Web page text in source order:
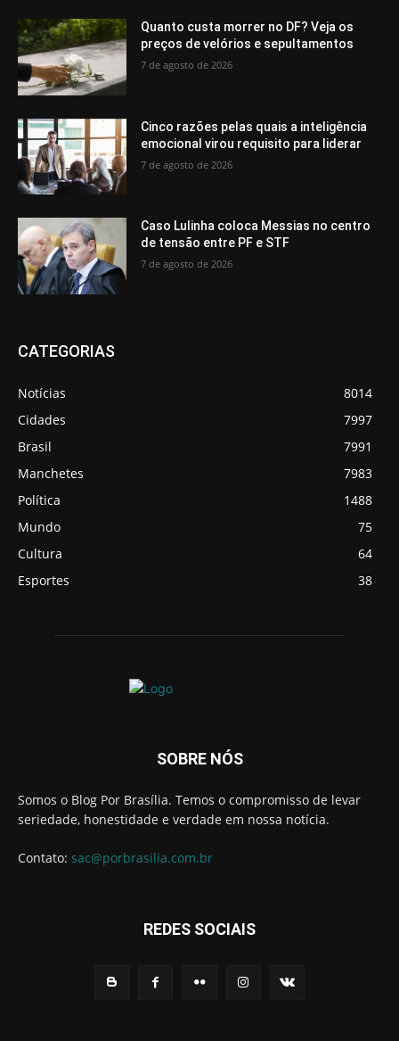
Quanto custa morrer no DF? Veja os
preços de velórios e sepultamentos
7 de agosto de 2026
Cinco razões pelas quais a inteligência
emocional virou requisito para liderar
7 de agosto de 2026
Caso Lulinha coloca Messias no centro
de tensão entre PF e STF
7 de agosto de 2026
CATEGORIAS
Notícias
8014
Cidades
7997
Brasil
7991
Manchetes
7983
Política
1488
Mundo
75
Cultura
64
Esportes
38
SOBRE NÓS
Somos o Blog Por Brasília. Temos o compromisso de levar
seriedade, honestidade e verdade em nossa notícia.
Contato: sac@porbrasilia.com.br
REDES SOCIAIS